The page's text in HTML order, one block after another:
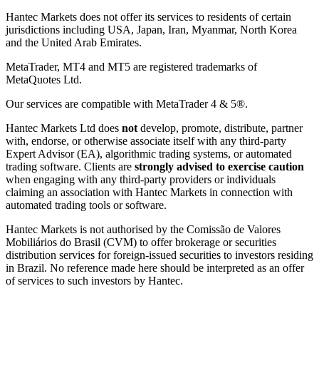
Hantec Markets does not offer its services to residents of certain
jurisdictions including USA, Japan, Iran, Myanmar, North Korea
and the United Arab Emirates.
MetaTrader, MT4 and MT5 are registered trademarks of
MetaQuotes Ltd.
Our services are compatible with MetaTrader 4 & 5®.
Hantec Markets Ltd does not develop, promote, distribute, partner
with, endorse, or otherwise associate itself with any third-party
Expert Advisor (EA), algorithmic trading systems, or automated
trading software. Clients are strongly advised to exercise caution
when engaging with any third-party providers or individuals
claiming an association with Hantec Markets in connection with
automated trading tools or software.
Hantec Markets is not authorised by the Comissão de Valores
Mobiliários do Brasil (CVM) to offer brokerage or securities
distribution services for foreign-issued securities to investors residing
in Brazil. No reference made here should be interpreted as an offer
of services to such investors by Hantec.